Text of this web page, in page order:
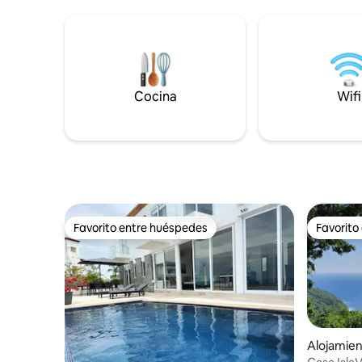
Limpieza incluida, servicio de cocina
disponible a pedido. Seguridad las 24
horas. Sendero para correr/caminar
disponible a través de Brisas, con vistas a
Cocina Wifi
Favorito entre huéspedes
Favorito entre huéspedes Favorito